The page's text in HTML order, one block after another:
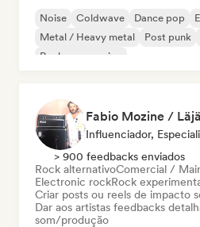
Noise Coldwave Dance pop
Metal / Heavy metal
Post punk
Rock progressivo
Fabio Mozine /
Influenciador,
> 900 feedbacks enviados
Rock alternativoComercial /
Electronic rockRock
Criar posts ou reels de impacto
Dar aos artistas feedbacks
som/produção